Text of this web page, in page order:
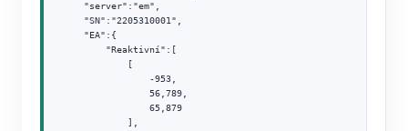
    "server":"em",
    "SN":"2205310001",
    "EA":{
        "Reaktivní":[
            [
                -953,
                56,789,
                65,879
            ],